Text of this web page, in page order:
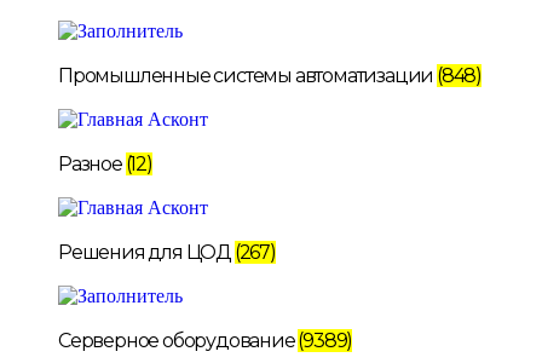
Промышленные системы автоматизации (848)
Разное (12)
Решения для ЦОД (267)
Серверное оборудование(9389)